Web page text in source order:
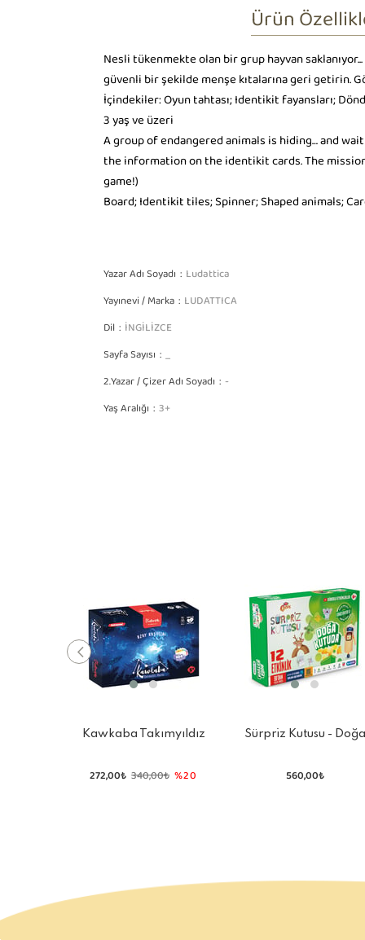
Ürün
Nesli tükenmekte olan bir grup hayvan
güvenli bir şekilde menşe kıtalarına geri getirin.
İçindekiler: Oyun tahtası; Identikit fayansları;
3 yaş ve üzeri
A group of endangered animals is hiding… and
the information on the identikit cards. The
game!)
Board; Identikit tiles; Spinner; Shaped animals;
Yazar Adı Soyadı Ludattica
Yayınevi / Marka LUDATTICA
Dil İNGİLİZCE
Sayfa Sayısı _
2.Yazar / Çizer Adı Soyadı -
Yaş Aralığı 3+
Kawkaba Takımyıldız
272,00₺ 340,00₺ %20
Sürpriz Kutusu - Doğa
560,00₺